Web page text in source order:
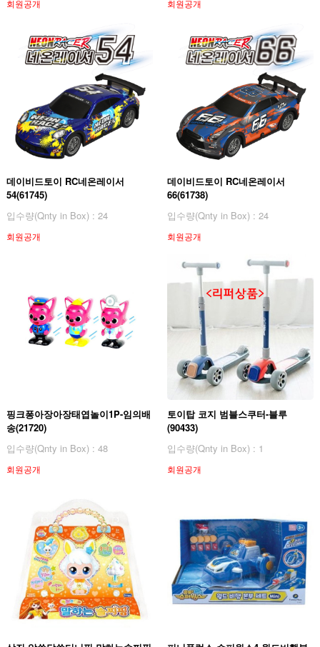
회원공개 회원공개
데이비드토이 RC네온레이서
54(61745)
입수량(Qnty in Box) : 24
회원공개
데이비드토이 RC네온레이서
66(61738)
입수량(Qnty in Box) : 24
회원공개
핑크퐁아장아장태엽놀이1P-임의배
송(21720)
입수량(Qnty in Box) : 48
회원공개
토이탑 코지 범블스쿠터-블루
(90433)
입수량(Qnty in Box) : 1
회원공개